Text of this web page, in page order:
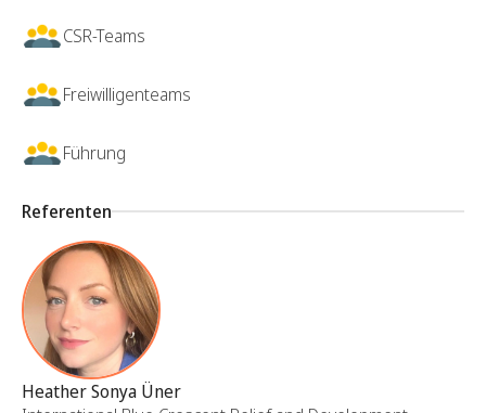
CSR-Teams
Freiwilligenteams
Führung
Referenten
Heather Sonya Üner